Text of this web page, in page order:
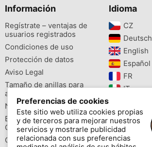
Información
Regístrate – ventajas de
usuarios registrados
Condiciones de uso
Protección de datos
Aviso Legal
Tamaño de anillas para
aves
Newsletter
Buscador de especies
Cites
Colores de las anillas
Idioma
CZ‎
Deutsch‎
English‎
Español‎
FR‎
IT‎
PL‎
PT‎
Preferencias de cookies
Este sitio web utiliza cookies propias
y de terceros para mejorar nuestros
servicios y mostrarle publicidad
relacionada con sus preferencias